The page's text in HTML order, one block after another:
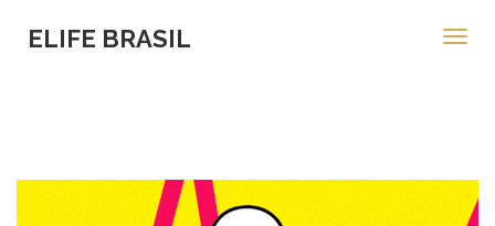
ELIFE BRASIL